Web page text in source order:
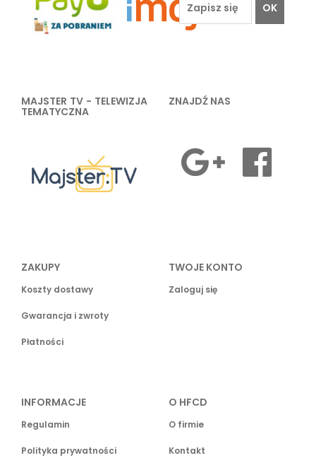
OK
MAJSTER TV - TELEWIZJA
TEMATYCZNA
ZNAJDŹ NAS
ZAKUPY
Koszty dostawy
Gwarancja i zwroty
Płatności
TWOJE KONTO
Zaloguj się
INFORMACJE
Regulamin
Polityka prywatności
O HFCD
O firmie
Kontakt